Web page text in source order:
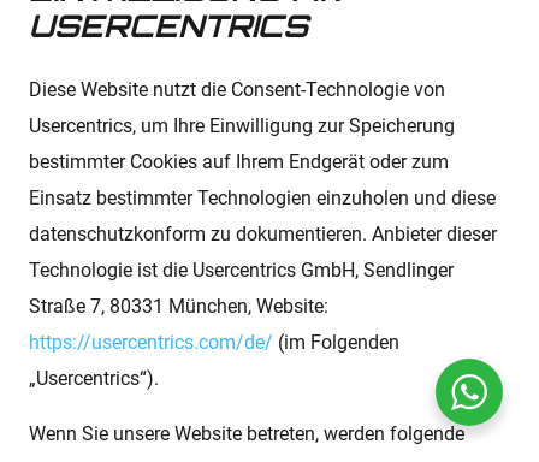
USERCENTRICS
Diese Website nutzt die Consent-Technologie von
Usercentrics, um Ihre Einwilligung zur Speicherung
bestimmter Cookies auf Ihrem Endgerät oder zum
Einsatz bestimmter Technologien einzuholen und diese
datenschutzkonform zu dokumentieren. Anbieter dieser
Technologie ist die Usercentrics GmbH, Sendlinger
Straße 7, 80331 München, Website:
https://usercentrics.com/de/ (im Folgenden
„Usercentrics“).
Wenn Sie unsere Website betreten, werden folgende